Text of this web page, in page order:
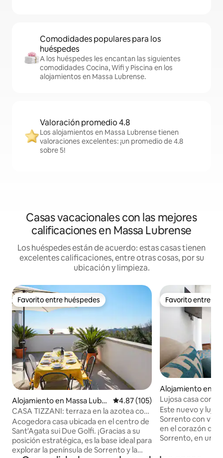
Comodidades populares para los
huéspedes
A los huéspedes les encantan las siguientes
comodidades Cocina, Wifi y Piscina en los
alojamientos en Massa Lubrense.
Valoración promedio 4.8
Los alojamientos en Massa Lubrense tienen
valoraciones excelentes: ¡un promedio de 4.8
sobre 5!
Casas vacacionales con las mejores
calificaciones en Massa Lubrense
Los huéspedes están de acuerdo: estas casas tienen
excelentes calificaciones, entre otras cosas, por su
ubicación y limpieza.
Favorito entre huéspedes
Favorito entre huéspedes
Alojamiento en Massa Lubre
nse
Calificación promedio: 4.87 de
4.87 (105)
CASA TIZZANI: terraza en la azotea con
vistas al mar en el centro
Acogedora casa ubicada en el centro de
Sant'Agata sui Due Golfi. ¡Gracias a su
posición estratégica, es la base ideal para
explorar la península de Sorrento y la
Favorito entre
Favorito entre
Alojamiento en
Lujosa casa con
el centro de
Este nuevo y
Sorrento con
en el corazón del
Sorrento, en una